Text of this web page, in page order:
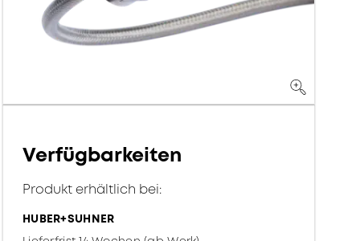
Verfügbarkeiten
Produkt erhältlich bei:
HUBER+SUHNER